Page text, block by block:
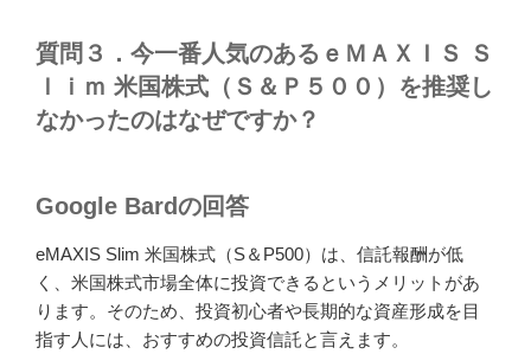
質問３．今一番人気のあるｅＭＡＸＩＳ Ｓ
ｌｉｍ 米国株式（Ｓ＆Ｐ５００）を推奨し
なかったのはなぜですか？
Google Bardの回答
eMAXIS Slim 米国株式（S＆P500）は、信託報酬が低
く、米国株式市場全体に投資できるというメリットがあ
ります。そのため、投資初心者や長期的な資産形成を目
指す人には、おすすめの投資信託と言えます。